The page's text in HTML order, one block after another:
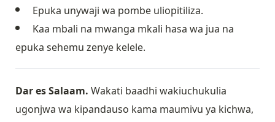
Epuka unywaji wa pombe uliopitiliza.
Kaa mbali na mwanga mkali hasa wa jua na
epuka sehemu zenye kelele.
Dar es Salaam. Wakati baadhi wakiuchukulia
ugonjwa wa kipandauso kama maumivu ya kichwa,